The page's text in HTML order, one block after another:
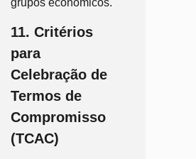
11. Critérios
para
Celebração de
Termos de
Compromisso
(TCAC)